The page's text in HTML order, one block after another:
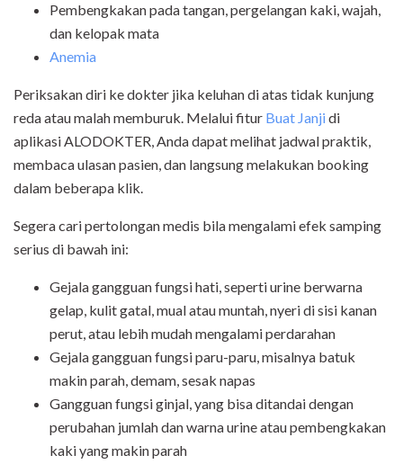
Pembengkakan pada tangan, pergelangan kaki, wajah,
dan kelopak mata
Anemia
Periksakan diri ke dokter jika keluhan di atas tidak kunjung
reda atau malah memburuk. Melaluifitur Buat Janjidi
aplikasi ALODOKTER, Anda dapat melihat jadwal praktik,
membaca ulasan pasien, dan langsung melakukan booking
dalam beberapa klik.
Segera cari pertolongan medis bila mengalami efek samping
serius di bawah ini:
Gejala gangguan fungsi hati, seperti urine berwarna
gelap, kulit gatal, mual atau muntah, nyeri di sisi kanan
perut, atau lebih mudah mengalami perdarahan
Gejala gangguan fungsi paru-paru, misalnya batuk
makin parah, demam, sesak napas
Gangguan fungsi ginjal, yang bisa ditandai dengan
perubahan jumlah dan warna urine atau pembengkakan
kaki yang makin parah